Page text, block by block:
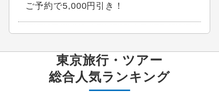
ご予約で5,000円引き！
東京旅行・ツアー
総合人気ランキング